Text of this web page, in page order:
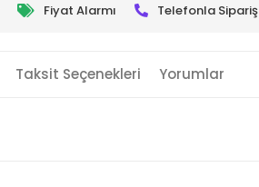
Fiyat Alarmı Telefonla Sipariş
Taksit Seçenekleri Yorumlar